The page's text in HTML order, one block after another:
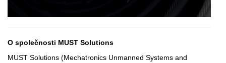
O společnosti MUST Solutions
MUST Solutions (Mechatronics Unmanned Systems and